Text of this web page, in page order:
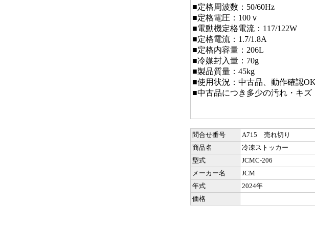
■定格周波数：50/60Hz
■定格電圧：100ｖ
■電動機定格電流：117/122W
■定格電流：1.7/1.8A
■定格内容量：206L
■冷媒封入量：70g
■製品質量：45kg
■使用状況：中古品、動作確認OK
■中古品につき多少の汚れ・キズ
問合せ番号 A715 売れ切り
商品名
冷凍ストッカー
型式
JCMC-206
メーカー名
JCM
年式
2024年
価格